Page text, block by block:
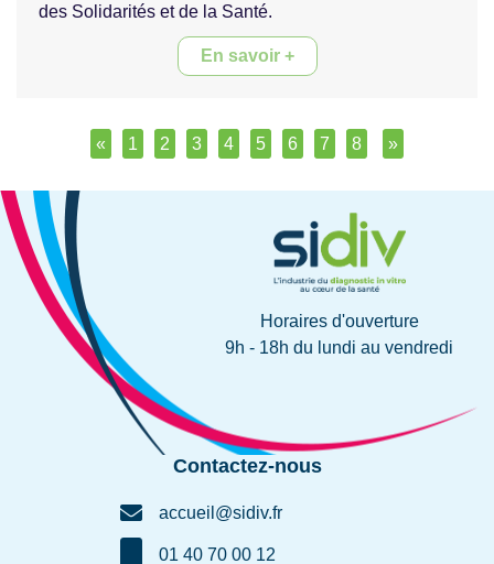
des Solidarités et de la Santé.
En savoir +
« 1 2 3 4 5 6 7 8 »
Horaires d'ouverture
9h - 18h du lundi au vendredi
Contactez-nous
accueil@sidiv.fr
01 40 70 00 12